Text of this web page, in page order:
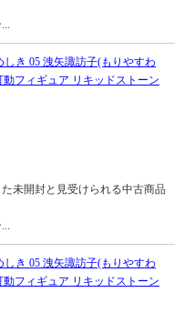
しき 05 洩矢諏訪子(もりやすわ
動フィギュア リキッドストーン
未開封と見受けられる中古商品
しき 05 洩矢諏訪子(もりやすわ
動フィギュア リキッドストーン